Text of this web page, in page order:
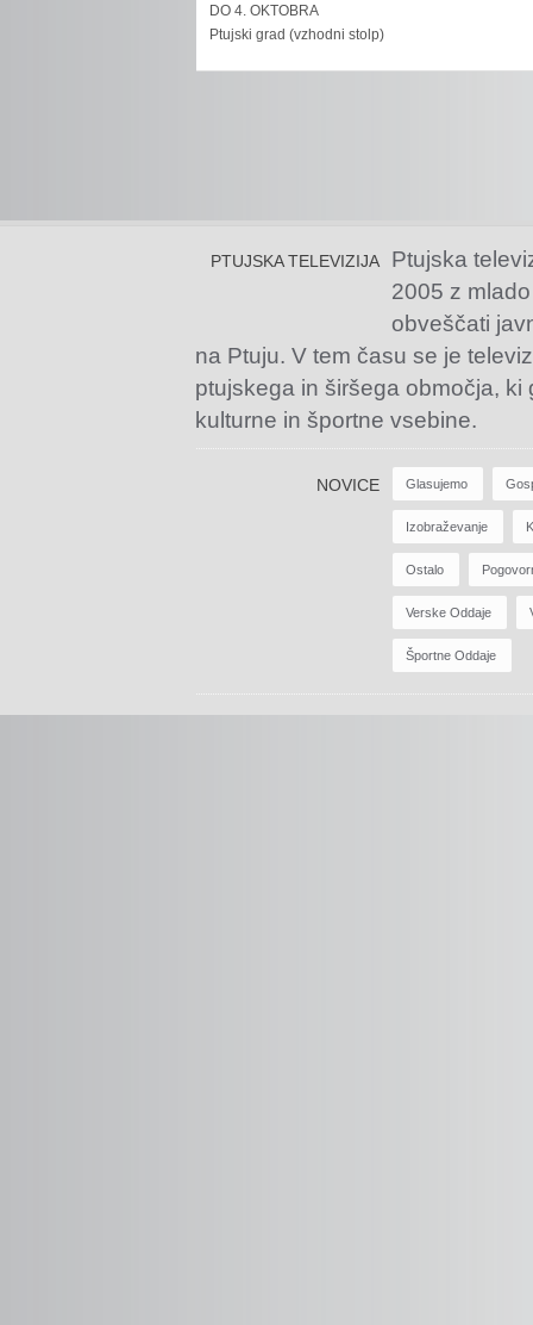
DO 4. OKTOBRA
Ptujski grad (vzhodni stolp)
PTUJSKA TELEVIZIJA
Ptujska
2005 z
obveščati
na Ptuju. V tem času se je
ptujskega in širšega območja,
kulturne in športne vsebine.
NOVICE Glasujemo
Izobraževanje
Ostalo
Verske Oddaje
Športne Oddaje